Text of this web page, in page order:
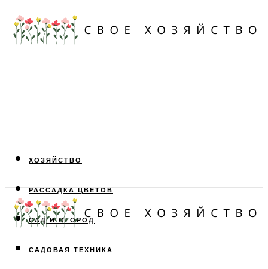
ХОЗЯЙСТВО
РАССАДКА ЦВЕТОВ
САД И ОГОРОД
САДОВАЯ ТЕХНИКА